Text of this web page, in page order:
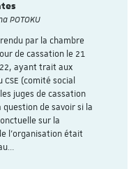
POTOKU
par la chambre
de cassation le 21
ayant trait aux
(comité social
juges de cassation
question de savoir si la
sur la
l’organisation était